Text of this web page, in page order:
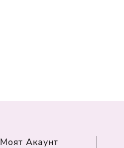
Моят Акаунт